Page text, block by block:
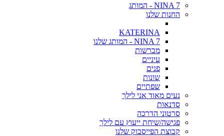
NINA 7 - המותג
החנות שלנו
KATERINA
NINA 7 - המותג שלנו
מברשות
עיניים
פנים
שונות
שפתיים
נעים מאוד אני לילך
סדנאות
סרטוני הדרכה
פגישה/שיחת ייעוץ עם לילך
קבוצת הפייסבוק שלנו